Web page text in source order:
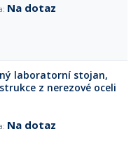
Na dotaz
laboratorní stojan,
z nerezové oceli
Na dotaz